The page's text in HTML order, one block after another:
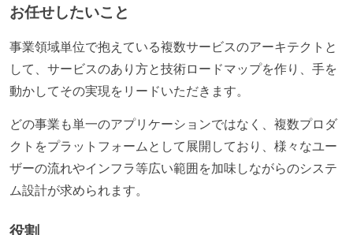
お任せしたいこと
事業領域単位で抱えている複数サービスのアーキテクトと
して、サービスのあり方と技術ロードマップを作り、手を
動かしてその実現をリードいただきます。
どの事業も単一のアプリケーションではなく、複数プロダ
クトをプラットフォームとして展開しており、様々なユー
ザーの流れやインフラ等広い範囲を加味しながらのシステ
ム設計が求められます。
役割